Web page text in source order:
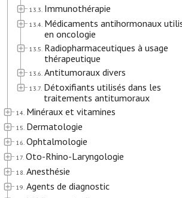
13.3. Immunothérapie
13.4. Médicaments antihormonaux
en oncologie
13.5. Radiopharmaceutiques à usage
thérapeutique
13.6. Antitumoraux divers
13.7. Détoxifiants utilisés dans les
traitements antitumoraux
14. Minéraux et vitamines
15. Dermatologie
16. Ophtalmologie
17. Oto-Rhino-Laryngologie
18. Anesthésie
19. Agents de diagnostic